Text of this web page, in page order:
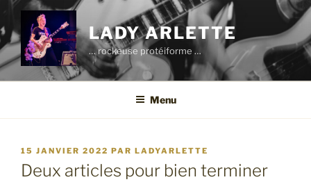
Aller
au
contenu
principal
LADY ARLETTE
… rockeuse protéiforme …
Menu
PUBLIÉ
LE
15 JANVIER 2022 PAR LADYARLETTE
Deux articles pour bien terminer